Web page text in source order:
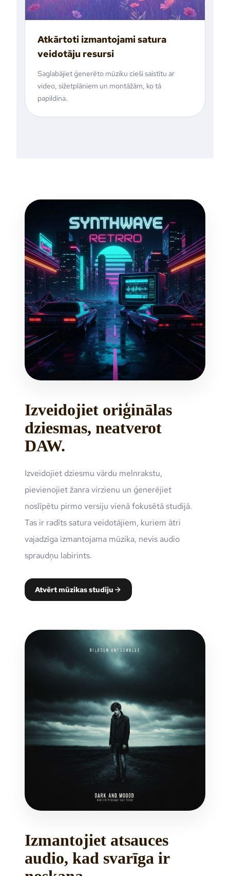
Atkārtoti izmantojami satura
veidotāju resursi
Saglabājiet ģenerēto mūziku cieši saistītu ar
video, sižetplāniem un montāžām, ko tā
papildina.
Izveidojiet oriģinālas
dziesmas, neatverot
DAW.
Izveidojiet dziesmu vārdu melnrakstu,
pievienojiet žanra virzienu un ģenerējiet
noslīpētu pirmo versiju vienā fokusētā studijā.
Tas ir radīts satura veidotājiem, kuriem ātri
vajadzīga izmantojama mūzika, nevis audio
spraudņu labirints.
Atvērt mūzikas studiju
Izmantojiet atsauces
audio, kad svarīga ir